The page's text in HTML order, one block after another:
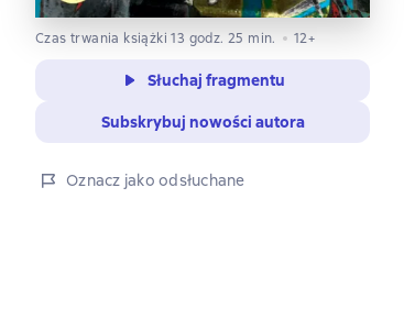
Czas trwania książki 13 godz. 25 min. 12+
Słuchaj fragmentu
Subskrybuj nowości autora
Oznacz jako odsłuchane